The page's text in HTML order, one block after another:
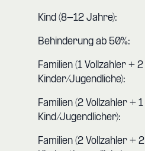
Kind (8-12 Jahre):
Behinderung ab 50%:
Familien (1 Vollzahler + 2
Kinder/Jugendliche):
Familien (2 Vollzahler + 1
Kind/Jugendlicher):
Familien (2 Vollzahler + 2